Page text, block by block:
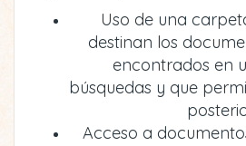
Uso de una
destinan los
encontrados en
búsquedas y que
Acceso a